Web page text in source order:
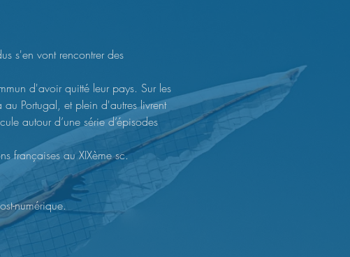
s'en vont rencontrer des
d'avoir quitté leur pays. Sur les
Portugal, et plein d'autres livrent
autour d’une série d’épisodes
françaises au XIXème sc.
numérique.